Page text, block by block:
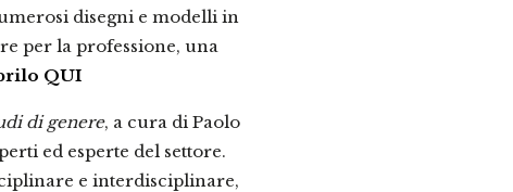
disegni e modelli in
per la professione, una
QUI
di genere, a cura di Paolo
ed esperte del settore.
e interdisciplinare,